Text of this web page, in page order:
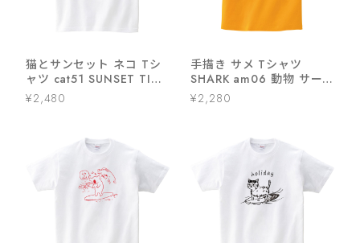
猫とサンセット ネコ Tシ
ャツ cat51 SUNSET TIME
手描きイラスト 猫服 ゆる
キャラ ねこ柄 猫柄
¥2,480
手描き サメ Tシャツ
SHARK am06 動物 サー
ファー アニマル 女性 男性
魚類
¥2,280